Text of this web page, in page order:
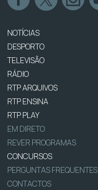
NOTÍCIAS
DESPORTO
TELEVISÃO
RÁDIO
RTP ARQUIVOS
RTP ENSINA
RTP PLAY
EM DIRETO
REVER PROGRAMAS
CONCURSOS
PERGUNTAS FREQUENTES
CONTACTOS